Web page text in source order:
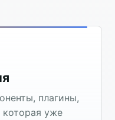
плагины,
уже